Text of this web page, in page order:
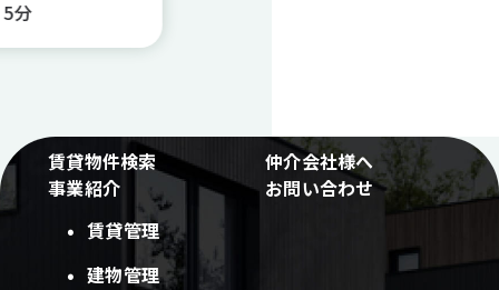
賃貸物件検索
事業紹介
賃貸管理
建物管理
仲介会社様へ
お問い合わせ